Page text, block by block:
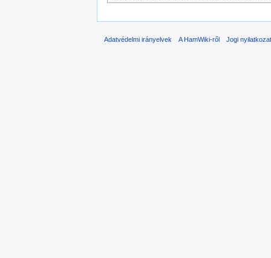
Adatvédelmi irányelvek A HamWiki-ről Jogi